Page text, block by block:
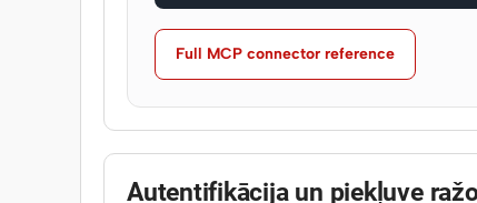
Full MCP connector reference
Autentifikācija un piekļuve